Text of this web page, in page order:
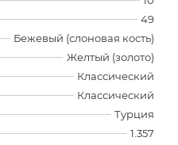
49
Бежевый (слоновая кость)
Желтый (золото)
Классический
Классический
Турция
1.357